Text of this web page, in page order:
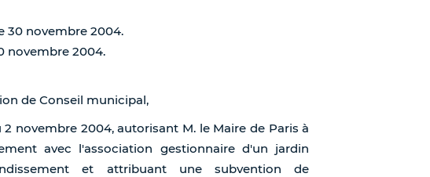
30 novembre 2004.
novembre 2004.
de Conseil municipal,
novembre 2004, autorisant M. le Maire de Paris à
avec l'association gestionnaire d'un jardin
et attribuant une subvention de